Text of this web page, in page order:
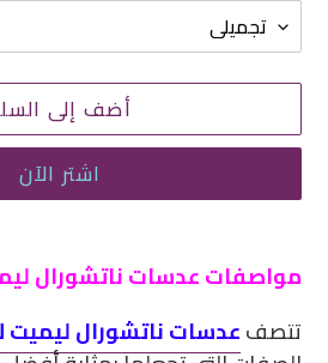
أضف إلى
اشتر الآن
منتج
سلة
مواصفات عدسات ناتشورال
تتصفعدسات ناتشورال ليميت